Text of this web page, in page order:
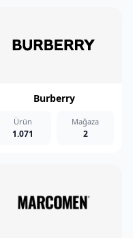
Burberry
Ürün
1.071
Mağaza
2